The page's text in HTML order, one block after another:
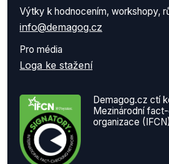
Výtky k hodnocením, workshopy,
info@demagog.cz
Pro média
Loga ke stažení
Demagog.cz ctí
Mezinárodní
organizace (IFCN)